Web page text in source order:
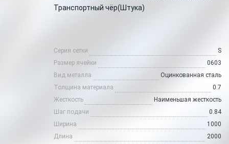
Транспортный чёр(Штука)
Серия сетки
S
Размер ячейки
0603
Вид металла
Оцинкованная сталь
Толщина материала
0.7
Жесткость
Наименьшая жесткость
Шаг подачи
0.84
Ширина
1000
Длина
2000